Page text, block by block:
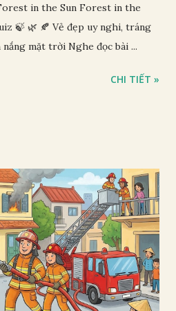
in the Sun Forest in the
🍃 🌿 🍂 Vẻ đẹp uy nghi, tráng
mặt trời Nghe đọc bài ...
CHI TIẾT »